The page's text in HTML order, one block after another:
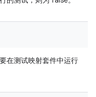
在测试映射套件中运行